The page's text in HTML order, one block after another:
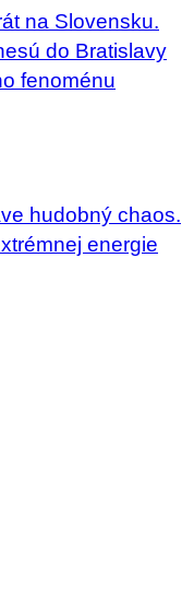
na Slovensku.
do Bratislavy
fenoménu
hudobný chaos.
energie